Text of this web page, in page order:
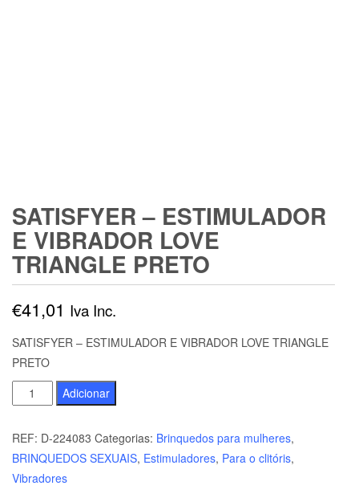
SATISFYER – ESTIMULADOR
E VIBRADOR LOVE
TRIANGLE PRETO
€41,01 Iva Inc.
SATISFYER – ESTIMULADOR E VIBRADOR LOVE TRIANGLE
PRETO
Quantidade
de
SATISFYER
-
ESTIMULADOR
Adicionar
REF: D-224083 Categorias: Brinquedos para mulheres,
BRINQUEDOS SEXUAIS, Estimuladores, Para o clitóris,
Vibradores